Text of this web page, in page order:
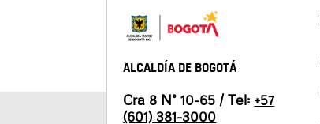
ALCALDÍA DE BOGOTÁ
Cra 8 N° 10-65 / Tel: +57
(601) 381-3000